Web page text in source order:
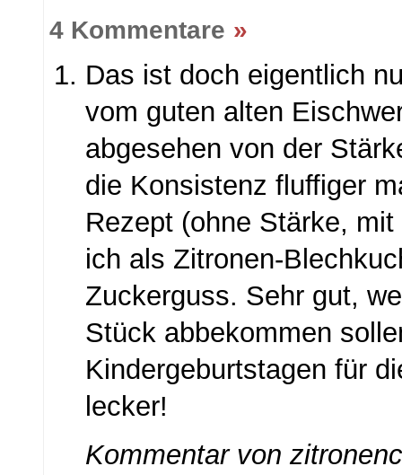
4 Kommentare »
Das ist doch eigentlich
vom guten alten
abgesehen von der
die Konsistenz fluffiger
Rezept (ohne Stärke,
ich als Zitronen-
Zuckerguss. Sehr gut,
Stück abbekommen
Kindergeburtstagen für
lecker!
Kommentar von